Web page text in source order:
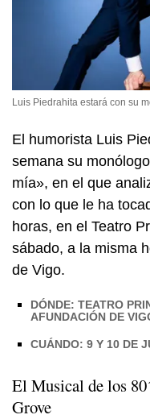
Luis Piedrahita estará con su
El humorista Luis
semana su
mía», en el que
con lo que le ha
horas, en el Teatro
sábado, a la misma
de Vigo.
DÓNDE: TEATRO
AFUNDACIÓN DE
CUÁNDO: 9 Y 10 DE
El Musical de los
Grove